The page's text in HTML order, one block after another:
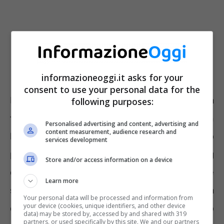
I risparmiatori retail (quindi durante la prima
fase) potranno sottoscrivere il Buono in
banca, dove si detieneun conto titoli
o
presso un Ufficio Postale. Se l’home banking
è abilitato alla funzione “trading” potrà essere
sfruttato per la sottoscrizione. La piattaforma
elettronica di riferimento per il collocamento
informazioneoggi.it asks for your
consent to use your personal data for the
following purposes:
Personalised advertising and content, advertising and
content measurement, audience research and
services development
Store and/or access information on a device
Learn more
Your personal data will be processed and information from
your device (cookies, unique identifiers, and other device
data) may be stored by, accessed by and shared with 319
partners, or used specifically by this site. We and our partners